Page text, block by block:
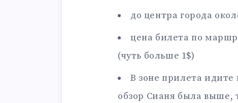
до центра города
цена билета по
(чуть больше 1$)
В зоне прилета идите
обзор Сианя была выше,